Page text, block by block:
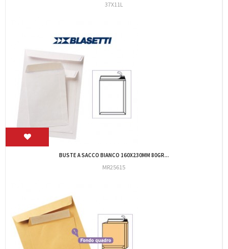
MR709
04910 CF.500 BUSTE 11X23 GR.90 SUPER STRIP
11X23/90S